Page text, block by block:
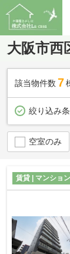
大阪市西
該当物件数 7
絞り込み条
空室のみ
賃貸 | マンション